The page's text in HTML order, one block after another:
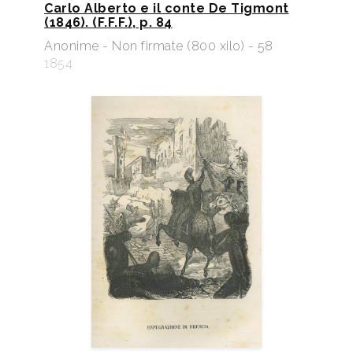
Carlo Alberto e il conte De Tigmont
(1846). (F.F.F.), p. 84
Anonime - Non firmate (800 xilo) - 58
1854